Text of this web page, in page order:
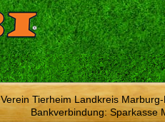
Verein Tierheim Landkreis
Bankverbindung: Sparkasse